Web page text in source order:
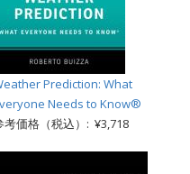
Prediction: What
Needs to Know®
考価格（税込）: ¥3,718